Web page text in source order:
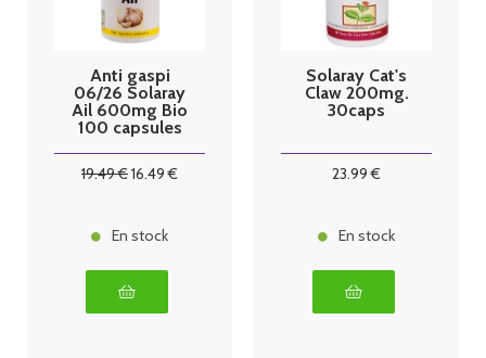
Anti gaspi
06/26 Solaray
Ail 600mg Bio
100 capsules
19.49€16.49 €
En stock
Solaray Cat's
Claw 200mg.
30caps
23.99 €
En stock